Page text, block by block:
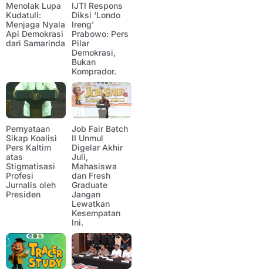
Menolak Lupa
Kudatuli:
Menjaga Nyala
Api Demokrasi
dari Samarinda
IJTI Respons
Diksi ‘Londo
Ireng’
Prabowo: Pers
Pilar
Demokrasi,
Bukan
Komprador.
Pernyataan
Sikap Koalisi
Pers Kaltim
atas
Stigmatisasi
Profesi
Jurnalis oleh
Presiden
Job Fair Batch
II Unmul
Digelar Akhir
Juli,
Mahasiswa
dan Fresh
Graduate
Jangan
Lewatkan
Kesempatan
Ini.